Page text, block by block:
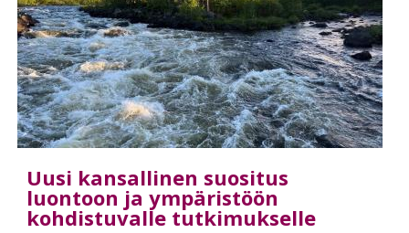
Uusi kansallinen suositus
luontoon ja ympäristöön
kohdistuvalle tutkimukselle